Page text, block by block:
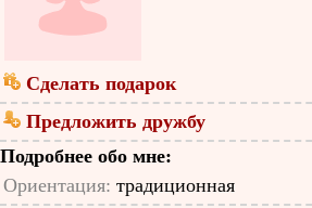
Сделать подарок
Предложить дружбу
Подробнее обо мне:
Ориентация: традиционная